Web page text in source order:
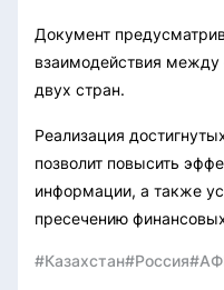
Документ
взаимодействия
двух стран.
Реализация
позволит повысить
информации, а также
пресечению
#Казахстан#Россия